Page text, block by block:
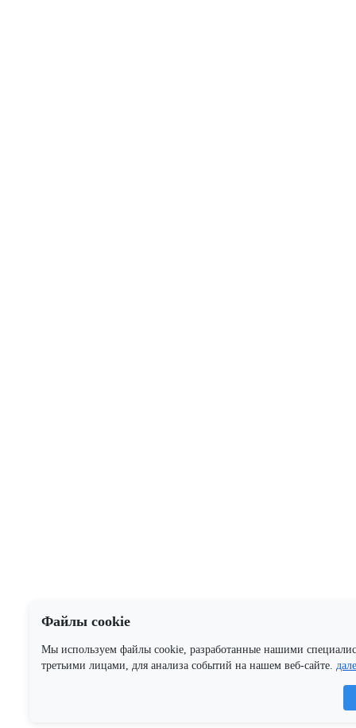
Файлы cookie
Мы используем файлы cookie, разработанные нашими
третьими лицами, для анализа событий на нашем веб-сайте.